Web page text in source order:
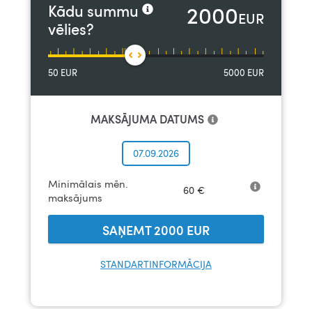
Kādu summu
vēlies?
2000EUR
50 EUR 5000 EUR
MAKSĀJUMA DATUMS
07.09.2026
Minimālais mēn.
maksājums
60 €
SAŅEMT2000 EUR
STANDARTINFORMĀCIJA